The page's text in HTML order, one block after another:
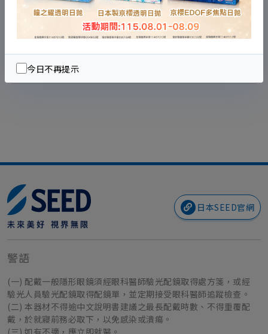
貓貓用隱形眼鏡
日本SEED官網
警語
(一) 配戴一般隱形眼鏡須經眼科醫師驗光配鏡取得處方箋，或經
驗光人員驗光配鏡取得配鏡單，並定期接受眼科醫師追蹤檢查。
(二) 本器材不得逾中文說明書建議之最長配戴時數、不得重覆配
戴，於就寢前務必取下，以免感染或潰瘍。
今日不再提示